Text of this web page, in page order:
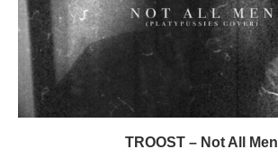
TROOST – Not All Men